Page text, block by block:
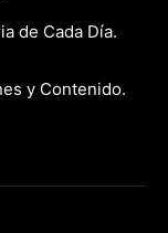
de Cada Día.
y Contenido.